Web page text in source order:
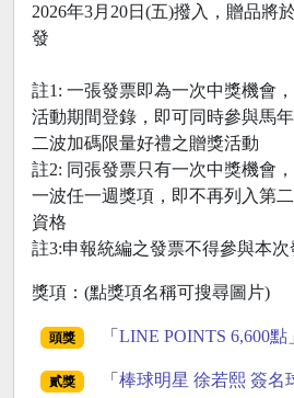
2026年3月20日(五)撥入，贈品將
發
註1: 一張發票即為一次中獎機會
活動期間登錄，即可同時參與馬
二波加碼限量好禮之贈獎活動
註2: 同張發票只有一次中獎機會
一波任一週獎項，即不再列入第
資格
註3:申報統編之發票不得參與本
獎項：(點獎項名稱可搜尋圖片)
頭獎 「 LINE POINTS 6,600點
貳獎 「 棒球明星 徐若熙 簽名